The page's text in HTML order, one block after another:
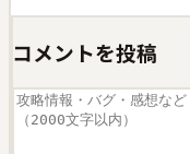
コメントを投稿